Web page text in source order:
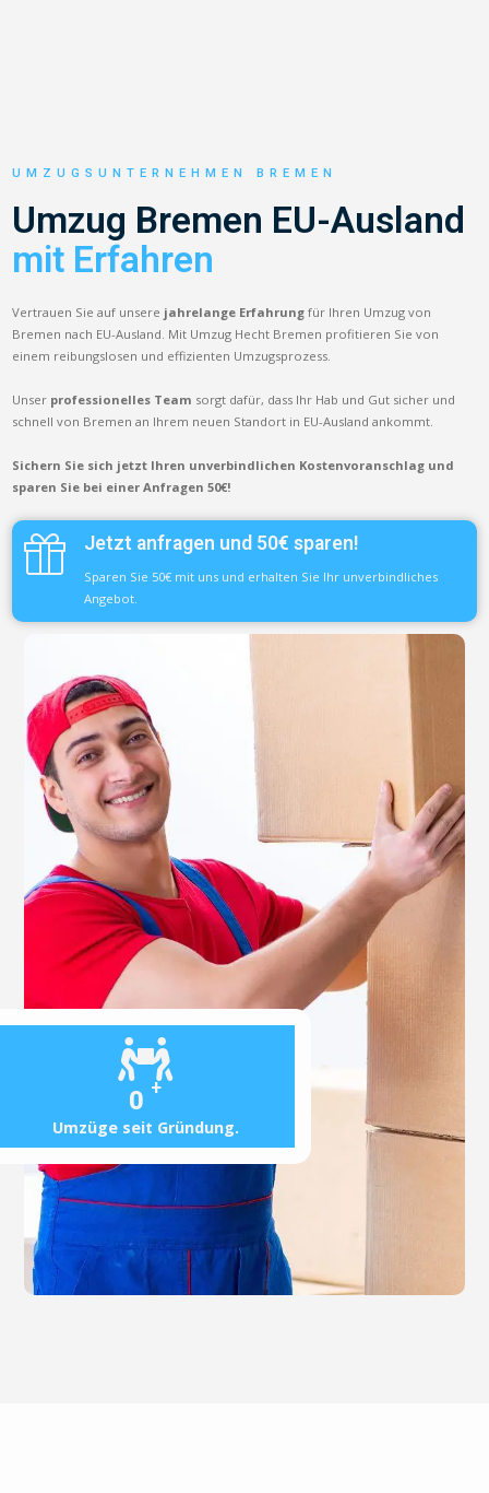
0 +
Umzüge seit Gründung.
UMZUGSUNTERNEHMEN BREMEN
Umzug Bremen EU-Ausland
mit Erfahren
Vertrauen Sie auf unsere jahrelange Erfahrung für Ihren Umzug von
Bremen nach EU-Ausland. Mit Umzug Hecht Bremen profitieren Sie von
einem reibungslosen und effizienten Umzugsprozess.
Unser professionelles Team sorgt dafür, dass Ihr Hab und Gut sicher und
schnell von Bremen an Ihrem neuen Standort in EU-Ausland ankommt.
Sichern Sie sich jetzt Ihren unverbindlichen Kostenvoranschlag und
sparen Sie bei einer Anfragen 50€!
Jetzt anfragen und 50€ sparen!
Sparen Sie 50€ mit uns und erhalten Sie Ihr unverbindliches
Angebot.